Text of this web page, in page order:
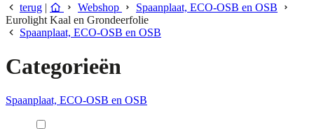
terug | Webshop
Spaanplaat, ECO-OSB en OSB
Eurolight Kaal en Grondeerfolie
Spaanplaat, ECO-OSB en OSB
Categorieën
Spaanplaat, ECO-OSB en OSB